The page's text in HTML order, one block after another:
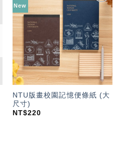
New
「願
望輕
單」
NTU版畫校園記憶便條紙 (大
尺寸)
NT$220